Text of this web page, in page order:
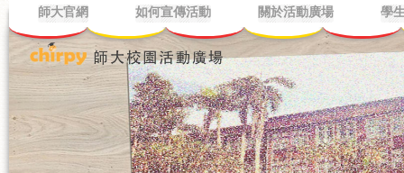
師大官網 如何宣傳活動 關於活動廣場 學